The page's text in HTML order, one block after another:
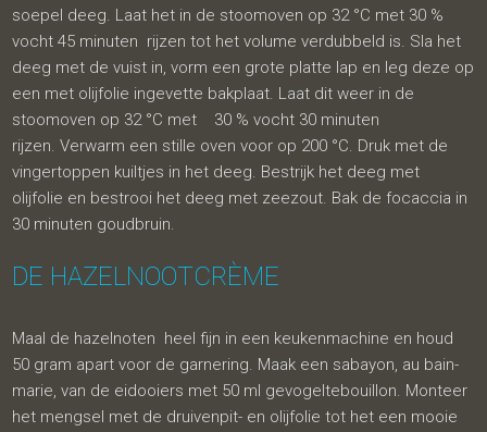
soepel deeg. Laat het in de stoomoven op 32 °C met 30 %
vocht 45 minuten rijzen tot het volume verdubbeld is. Sla het
deeg met de vuist in, vorm een grote platte lap en leg deze op
een met olijfolie ingevette bakplaat. Laat dit weer in de
stoomoven op 32 °C met 30 % vocht 30 minuten
rijzen. Verwarm een stille oven voor op 200 °C. Druk met de
vingertoppen kuiltjes in het deeg. Bestrijk het deeg met
olijfolie en bestrooi het deeg met zeezout. Bak de focaccia in
30 minuten goudbruin.
DE HAZELNOOTCRÈME
Maal de hazelnoten heel fijn in een keukenmachine en houd
50 gram apart voor de garnering. Maak een sabayon, au bain-
marie, van de eidooiers met 50 ml gevogeltebouillon. Monteer
het mengsel met de druivenpit- en olijfolie tot het een mooie